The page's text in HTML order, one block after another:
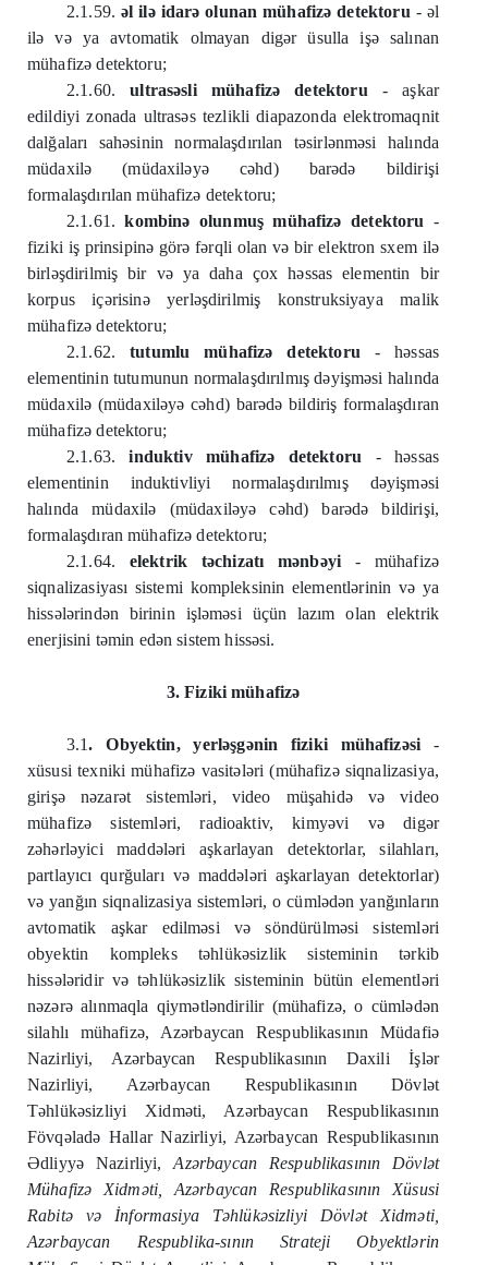
2.1.59. əl ilə idarə olunan mühafizə detektoru - əl
ilə və ya avtomatik olmayan digər üsulla işə salınan
mühafizə detektoru;
2.1.60.ultrasəsli mühafizə detektoru - aşkar
edildiyi zonada ultrasəs tezlikli diapazonda elektromaqnit
dalğaları sahəsinin normalaşdırılan təsirlənməsi halında
müdaxilə (müdaxiləyə cəhd) barədə bildirişi
formalaşdırılan mühafizə detektoru;
2.1.61.kombinə olunmuş mühafizə detektoru -
fiziki iş prinsipinə görə fərqli olan və bir elektron sxem ilə
birləşdirilmiş bir və ya daha çox həssas elementin bir
korpus içərisinə yerləşdirilmiş konstruksiyaya malik
mühafizə detektoru;
2.1.62.tutumlu mühafizə detektoru - həssas
elementinin tutumunun normalaşdırılmış dəyişməsi halında
müdaxilə (müdaxiləyə cəhd) barədə bildiriş formalaşdıran
mühafizə detektoru;
2.1.63.induktiv mühafizə detektoru - həssas
elementinin induktivliyi normalaşdırılmış dəyişməsi
halında müdaxilə (müdaxiləyə cəhd) barədə bildirişi,
formalaşdıran mühafizə detektoru;
2.1.64. elektrik təchizatı mənbəyi - mühafizə
siqnalizasiyası sistemi kompleksinin elementlərinin və ya
hissələrindən birinin işləməsi üçün lazım olan elektrik
enerjisini təmin edən sistem hissəsi.
3. Fiziki mühafizə
3.1. Obyektin, yerləşgənin fiziki mühafizəsi -
xüsusi texniki mühafizə vasitələri (mühafizə siqnalizasiya,
girişə nəzarət sistemləri, video müşahidə və video
mühafizə sistemləri, radioaktiv, kimyəvi və digər
zəhərləyici maddələri aşkarlayan detektorlar, silahları,
partlayıcı qurğuları və maddələri aşkarlayan detektorlar)
və yanğın siqnalizasiya sistemləri, o cümlədən yanğınların
avtomatik aşkar edilməsi və söndürülməsi sistemləri
obyektin kompleks təhlükəsizlik sisteminin tərkib
hissələridir və təhlükəsizlik sisteminin bütün elementləri
nəzərə alınmaqla qiymətləndirilir (mühafizə, o cümlədən
silahlı mühafizə, Azərbaycan Respublikasının Müdafiə
Nazirliyi, Azərbaycan Respublikasının Daxili İşlər
Nazirliyi, Azərbaycan Respublikasının Dövlət
Təhlükəsizliyi Xidməti, Azərbaycan Respublikasının
Fövqəladə Hallar Nazirliyi, Azərbaycan Respublikasının
Ədliyyə Nazirliyi,Azərbaycan Respublikasının Dövlət
Mühafizə Xidməti, Azərbaycan Respublikasının Xüsusi
Rabitə və İnformasiya Təhlükəsizliyi Dövlət Xidməti,
Azərbaycan Respublika-sının Strateji Obyektlərin